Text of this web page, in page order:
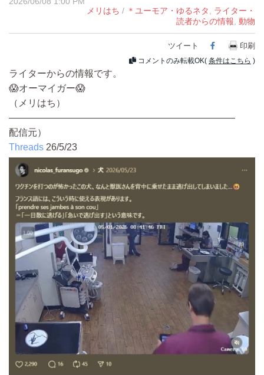
メリはち / ＊ユーモア・ゆるネタ, ライター・
読者からの情報, 動物
ツイート Facebook
印刷
コメントのみ転載OK( 条件はこちら )
ライターからの情報です。
😱オーマイガー😱
（メリはち）
————————————————————————
配信元）
Threads 26/5/23